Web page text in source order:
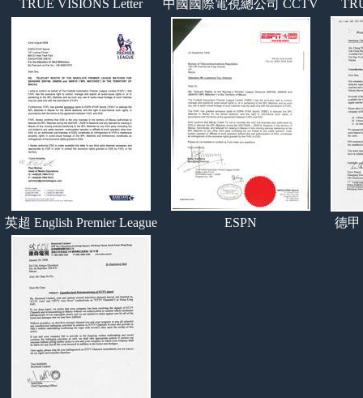
TRUE VISIONS Letter 中國國際電視總公司 CCTV
英超 English Premier League ESPN 德甲